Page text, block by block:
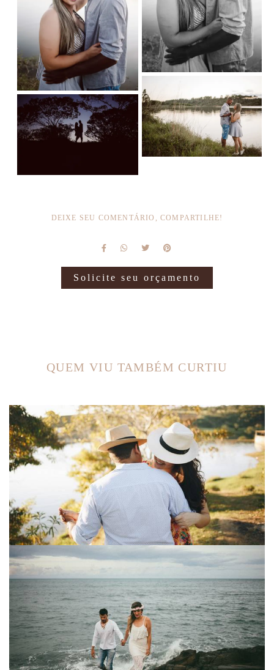
DEIXE SEU COMENTÁRIO, COMPARTILHE!
Solicite seu orçamento
QUEM VIU TAMBÉM CURTIU